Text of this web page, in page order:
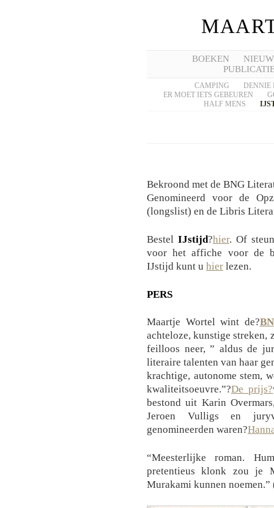
BOEKEN
CAMPING
DENNIE
ER MOET IETS GEBEUREN
HALF MENS
Bekroond met de BNG
Genomineerd voor de
(longslist) en de Libris
Bestel IJstijd?hier. Of
voor het affiche voor de
IJstijd kunt u hier lezen.
PERS
Maartje Wortel wint de?
achteloze, kunstige streken,
feilloos neer, ” aldus de
literaire talenten van haar
krachtige, autonome stem,
kwaliteitsoeuvre.”?De prijs?
bestond uit Karin
Jeroen Vulligs en
genomineerden waren?
“Meesterlijke roman.
pretentieus klonk zou je
Murakami kunnen noemen.”